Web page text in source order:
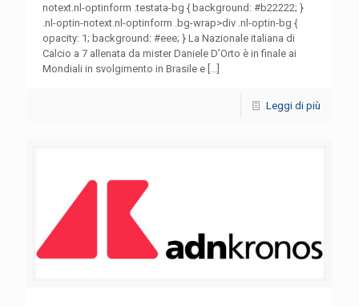
notext.nl-optinform .testata-bg { background: #b22222; }
.nl-optin-notext.nl-optinform .bg-wrap>div .nl-optin-bg {
opacity: 1; background: #eee; } La Nazionale italiana di
Calcio a 7 allenata da mister Daniele D’Orto è in finale ai
Mondiali in svolgimento in Brasile e [...]
Leggi di più